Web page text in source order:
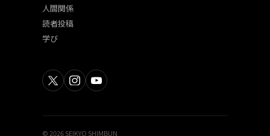
人間関係
読者投稿
学び
© 2026 SEIKYO SHIMBUN